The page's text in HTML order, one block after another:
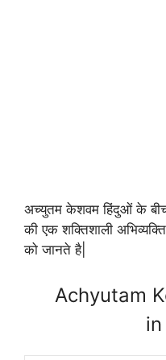
अच्युतम केशवम हिंदुओं के
की एक शक्तिशाली
को जानते है|
Achyutam